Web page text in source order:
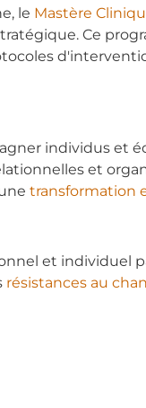
le Mastère
Ce
individus et
et
transformation
et individuel
résistances au